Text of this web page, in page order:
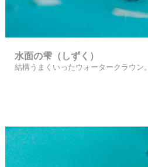
水面の雫（しずく）
結構うまくいったウォータークラウン。